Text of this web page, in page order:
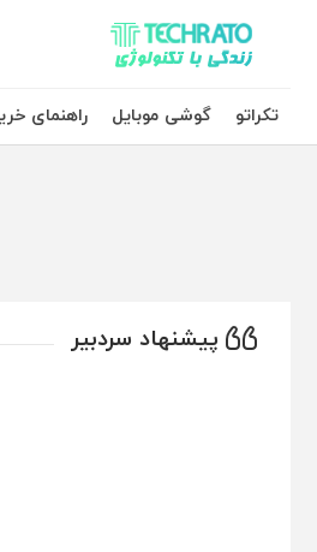
تکراتو – زندگی با تکنولوژی
تکراتو
گوشی موبایل راهنمای
پیشنهاد سردبیر